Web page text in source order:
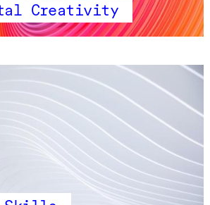
Creativity